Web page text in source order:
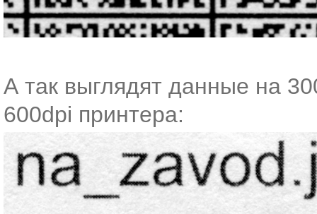
А так выглядят данные на
600dpi принтера: